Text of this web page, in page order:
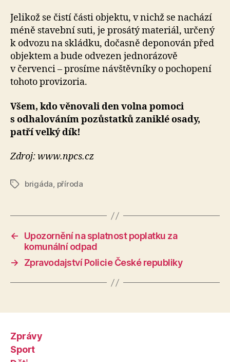
Jelikož se čistí části objektu, v nichž se nachází
méně stavební suti, je prosátý materiál, určený
k odvozu na skládku, dočasně deponován před
objektem a bude odvezen jednorázově
v červenci – prosíme návštěvníky o pochopení
tohoto provizoria.
Všem, kdo věnovali den volna pomoci
s odhalováním pozůstatků zaniklé osady,
patří velký dík!
Zdroj: www.npcs.cz
Štítkybrigáda, příroda
←
Upozornění na splatnost poplatku za
komunální odpad
→
Zpravodajství Policie České republiky
Zprávy
Sport